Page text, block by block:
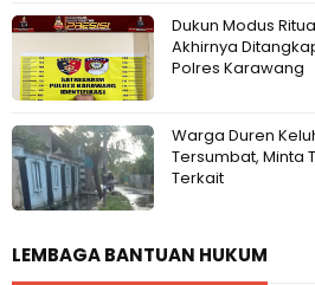
Dukun Modus
Akhirnya
Polres Karawang
Warga Duren
Tersumbat, Minta
Terkait
LEMBAGA BANTUAN HUKUM